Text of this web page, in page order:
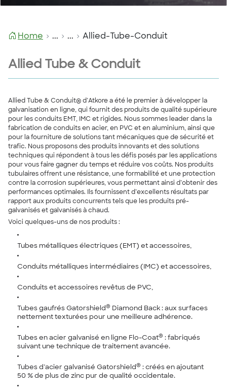
Home ... ... Allied-Tube-Conduit
Allied Tube & Conduit
Allied Tube & Conduit® d’Atkore a été le premier à développer la
galvanisation en ligne, qui fournit des produits de qualité supérieure
pour les conduits EMT, IMC et rigides. Nous sommes leader dans la
fabrication de conduits en acier, en PVC et en aluminium, ainsi que
pour la fourniture de solutions tant mécaniques que de sécurité et
trafic. Nous proposons des produits innovants et des solutions
techniques qui répondent à tous les défis posés par les applications
pour vous faire gagner du temps et réduire vos coûts. Nos produits
tubulaires offrent une résistance, une formabilité et une protection
contre la corrosion supérieures, vous permettant ainsi d’obtenir des
performances optimales. Ils fournissent d’excellents résultats par
rapport aux produits concurrents tels que les produits pré-
galvanisés et galvanisés à chaud.
Voici quelques-uns de nos produits :
Tubes métalliques électriques (EMT) et accessoires,
Conduits métalliques intermédiaires (IMC) et accessoires,
Conduits et accessoires revêtus de PVC,
Tubes gaufrés Gatorshield ®
Diamond Back : aux surfaces
nettement texturées pour une meilleure adhérence.
Tubes en acier galvanisé en ligne Flo-Coat® : fabriqués
suivant une technique de traitement avancée.
Tubes d’acier galvanisé Gatorshield ® : créés en ajoutant
50 % de plus de zinc pur de qualité occidentale.